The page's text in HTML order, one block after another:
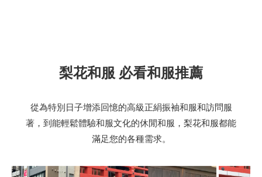
梨花和服 必看和服推薦
從為特別日子增添回憶的高級正絹振袖和服和訪問服
著，到能輕鬆體驗和服文化的休閒和服，梨花和服都能
滿足您的各種需求。